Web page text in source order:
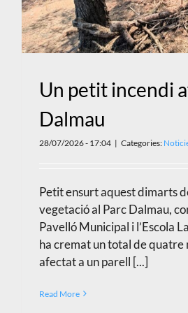
Un petit incendi
Dalmau
28/07/2026 - 17:04 | Categories:
Petit ensurt aquest dimarts
vegetació al Parc Dalmau,
Pavelló Municipal i l’Escola
ha cremat un total de quatre
afectat a un parell [...]
Read More